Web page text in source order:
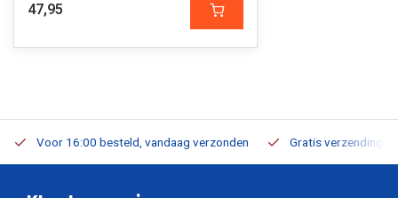
47,95
Voor 16:00 besteld, vandaag verzonden Gratis verzending